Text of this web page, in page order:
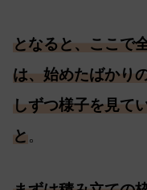
となると、ここで
は、始めたばかり
しずつ様子を見て
と 。